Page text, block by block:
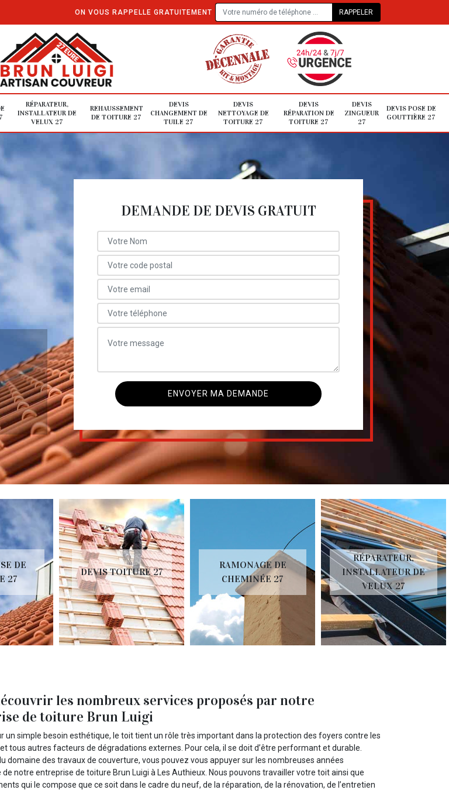
ON VOUS RAPPELLE GRATUITEMENT
RÉPARATEUR,
INSTALLATEUR DE
VELUX 27
REHAUSSEMENT
DE TOITURE 27
DEVIS
CHANGEMENT DE
TUILE 27
DEVIS
NETTOYAGE DE
TOITURE 27
DEVIS
RÉPARATION DE
TOITURE 27
DEVIS
ZINGUEUR
27
DEVIS POSE DE
GOUTTIÈRE 27
DEMANDE DE DEVIS GRATUIT
DE
27
DEVIS TOITURE 27
RAMONAGE DE
CHEMINÉE 27
RÉPARATEUR,
INSTALLATEUR DE
VELUX 27
les nombreux services proposés par notre
de toiture Brun Luigi
un simple besoin esthétique, le toit tient un rôle très important dans la protection des foyers contre les
tous autres facteurs de dégradations externes. Pour cela, il se doit d’être performant et durable.
domaine des travaux de couverture, vous pouvez vous appuyer sur les nombreuses années
de notre entreprise de toiture Brun Luigi à Les Authieux. Nous pouvons travailler votre toit ainsi que
qui le compose que ce soit dans le cadre du neuf, de la réparation, de la rénovation, de l’entretien